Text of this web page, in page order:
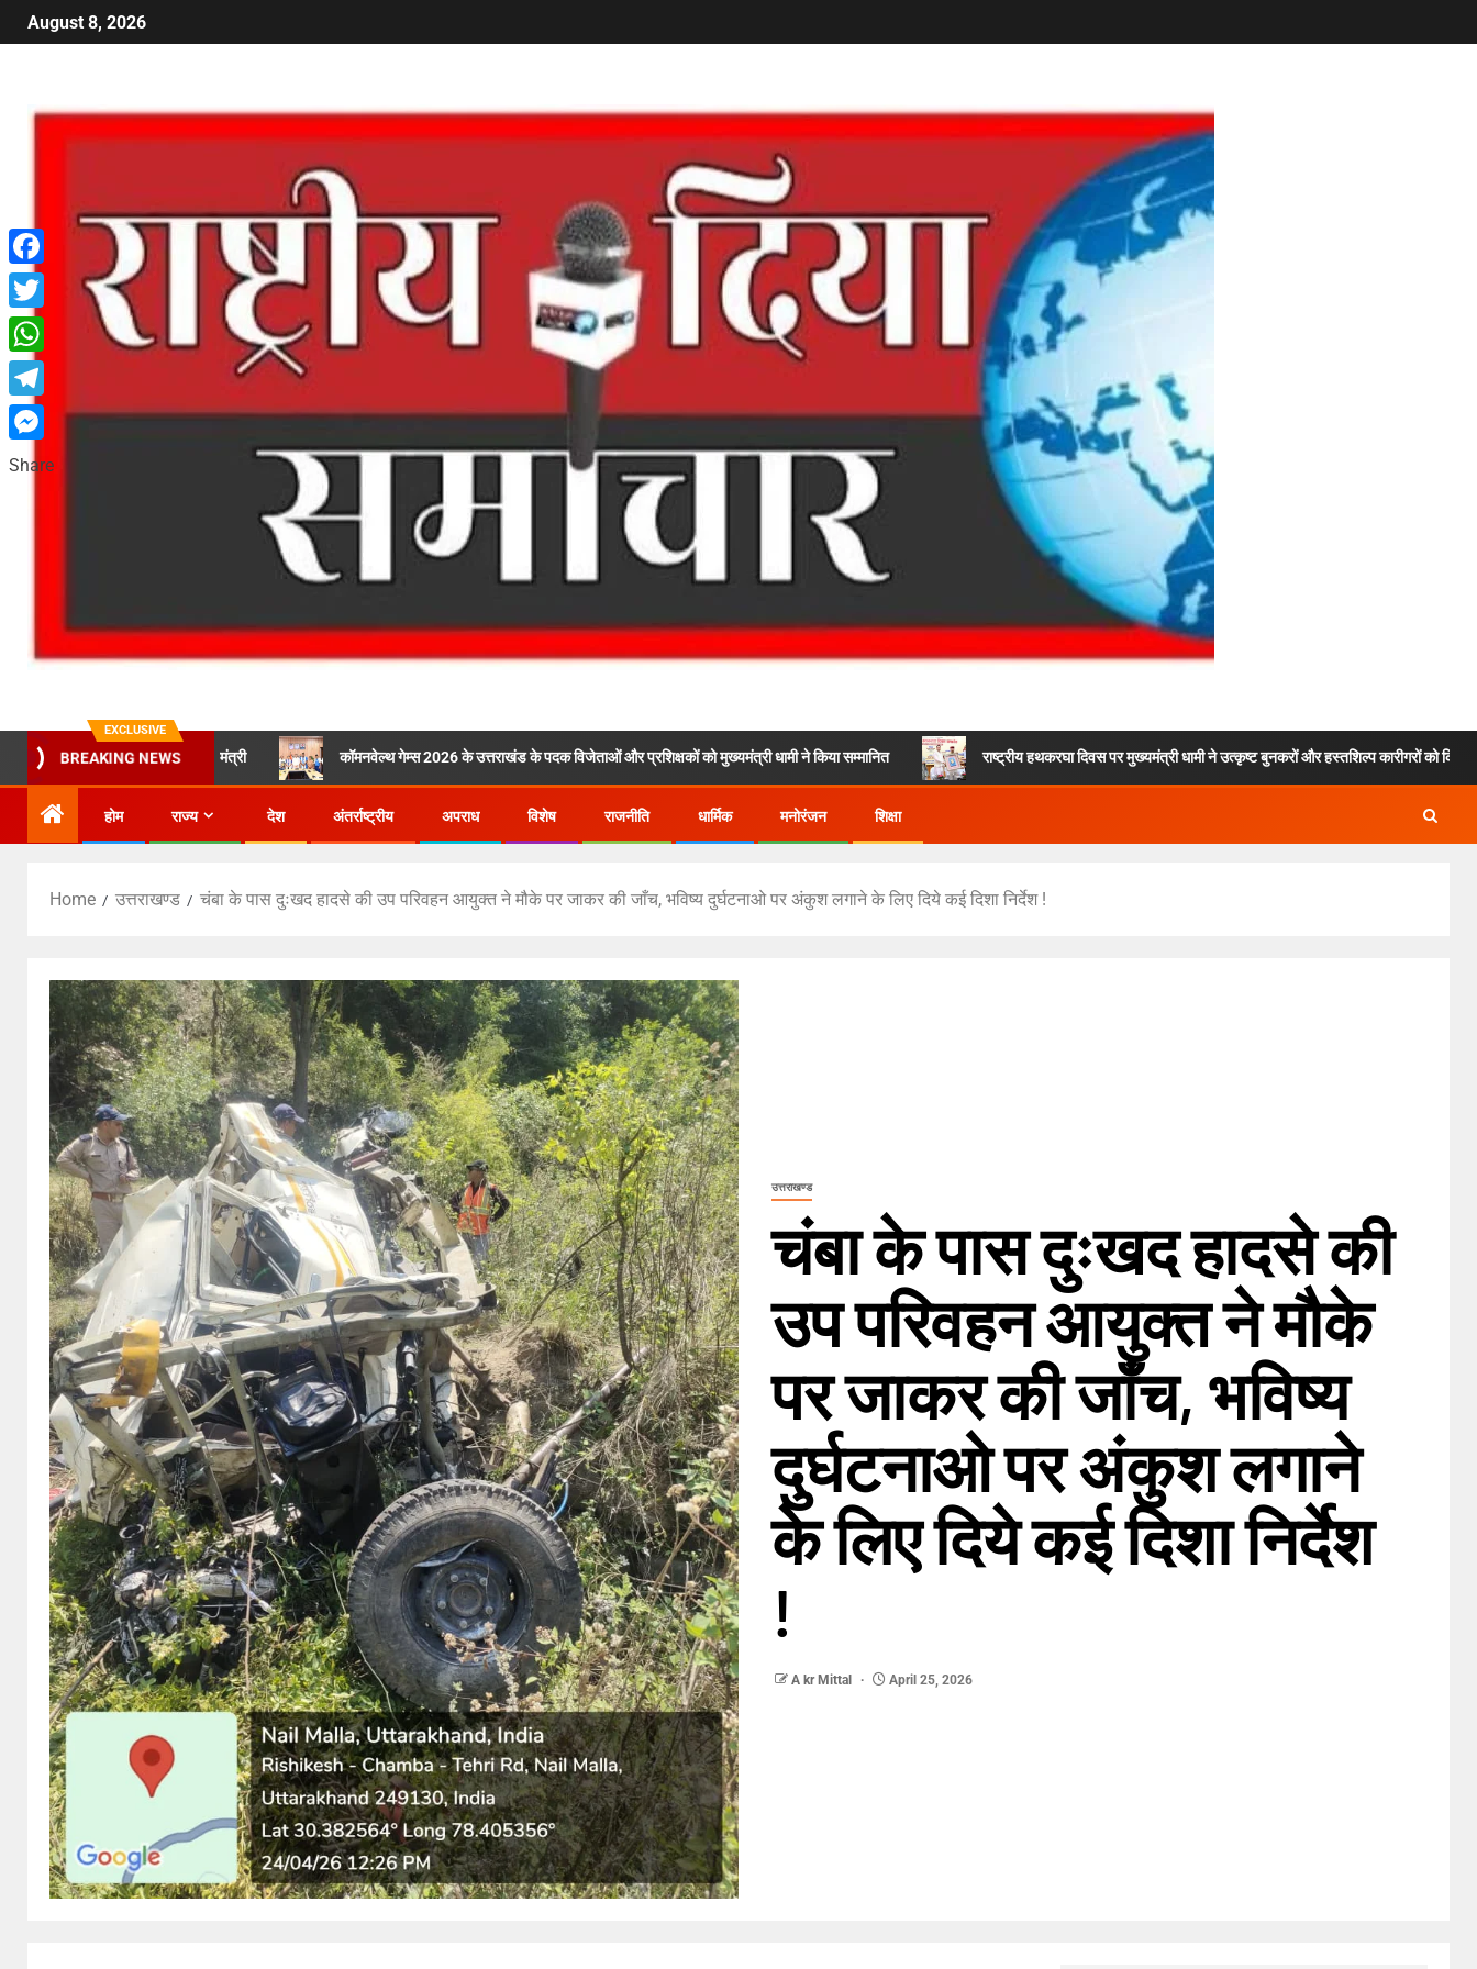
August 8, 2026
EXCLUSIVE
BREAKING NEWS
तय समय में पूर्ण हों: मुख्यमंत्री कॉमनवेल्थ गेम्स 2026 के उत्तराखंड के पदक विजेताओं और प्रशिक्षकों को मुख्यमंत्री धामी ने किया सम्मानित राष्ट्रीय हथकरघा दिवस पर मुख्यमंत्री धामी ने उत्कृष्ट बुनकरों और हस्तशिल्प कारीगरों को किया सम्मानित
होम राज्य देश अंतर्राष्ट्रीय अपराध विशेष राजनीति धार्मिक मनोरंजन शिक्षा
Home उत्तराखण्ड चंबा के पास दुःखद हादसे की उप परिवहन आयुक्त ने मौके पर जाकर की जाँच, भविष्य दुर्घटनाओ पर अंकुश लगाने के लिए दिये कई दिशा निर्देश !
उत्तराखण्ड
चंबा के पास दुःखद हादसे की
उप परिवहन आयुक्त ने मौके
पर जाकर की जाँच, भविष्य
दुर्घटनाओ पर अंकुश लगाने
के लिए दिये कई दिशा निर्देश
!
A kr Mittal April 25, 2026
Facebook
Twitter
WhatsApp
Telegram
Messenger
Share